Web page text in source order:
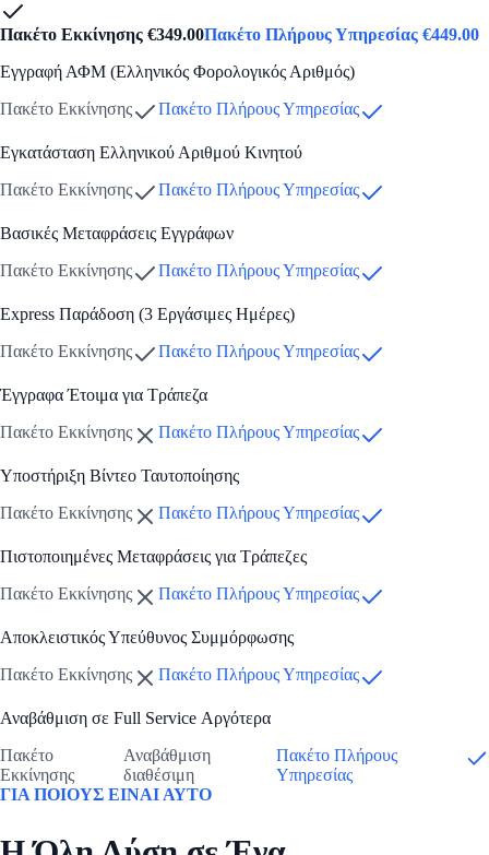
Πακέτο Εκκίνησης €349.00Πακέτο Πλήρους Υπηρεσίας €449.00
Εγγραφή ΑΦΜ (Ελληνικός Φορολογικός Αριθμός)
Πακέτο Εκκίνησης
Πακέτο Πλήρους Υπηρεσίας
Εγκατάσταση Ελληνικού Αριθμού Κινητού
Πακέτο Εκκίνησης
Πακέτο Πλήρους Υπηρεσίας
Βασικές Μεταφράσεις Εγγράφων
Πακέτο Εκκίνησης
Πακέτο Πλήρους Υπηρεσίας
Express Παράδοση (3 Εργάσιμες Ημέρες)
Πακέτο Εκκίνησης
Πακέτο Πλήρους Υπηρεσίας
Έγγραφα Έτοιμα για Τράπεζα
Πακέτο Εκκίνησης
Πακέτο Πλήρους Υπηρεσίας
Υποστήριξη Βίντεο Ταυτοποίησης
Πακέτο Εκκίνησης
Πακέτο Πλήρους Υπηρεσίας
Πιστοποιημένες Μεταφράσεις για Τράπεζες
Πακέτο Εκκίνησης
Πακέτο Πλήρους Υπηρεσίας
Αποκλειστικός Υπεύθυνος Συμμόρφωσης
Πακέτο Εκκίνησης
Πακέτο Πλήρους Υπηρεσίας
Αναβάθμιση σε Full Service Αργότερα
Πακέτο
Εκκίνησης
Αναβάθμιση
διαθέσιμη
Πακέτο Πλήρους
Υπηρεσίας
ΓΙΑ ΠΟΙΟΥΣ ΕΙΝΑΙ ΑΥΤΟ